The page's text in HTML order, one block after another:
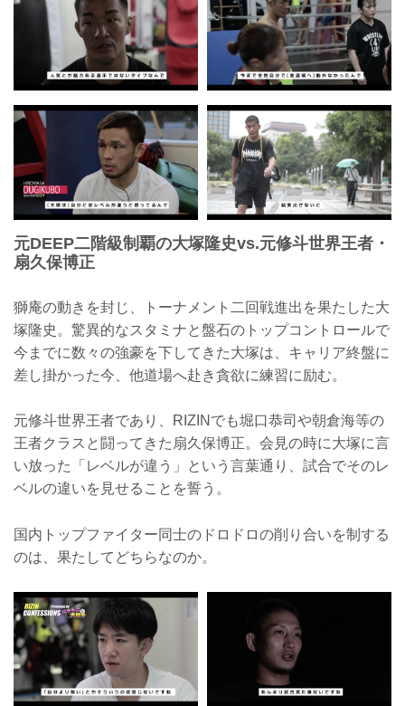
元DEEP二階級制覇の大塚隆史vs.元修斗世界王者・
扇久保博正
獅庵の動きを封じ、トーナメント二回戦進出を果たした大
塚隆史。驚異的なスタミナと盤石のトップコントロールで
今までに数々の強豪を下してきた大塚は、キャリア終盤に
差し掛かった今、他道場へ赴き貪欲に練習に励む。
元修斗世界王者であり、RIZINでも堀口恭司や朝倉海等の
王者クラスと闘ってきた扇久保博正。会見の時に大塚に言
い放った「レベルが違う」という言葉通り、試合でそのレ
ベルの違いを見せることを誓う。
国内トップファイター同士のドロドロの削り合いを制する
のは、果たしてどちらなのか。